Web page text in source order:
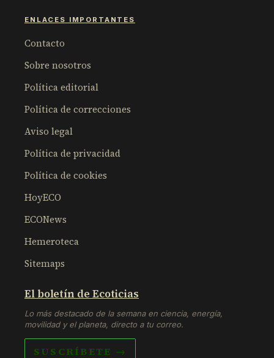
ENLACES IMPORTANTES
Contacto
Sobre nosotros
Política editorial
Política de correcciones
Aviso legal
Política de privacidad
Política de cookies
HoyECO
ECONews
Hemeroteca
Sitemaps
El boletín de Ecoticias
Lo más destacado de la semana en ciencia, energía,
movilidad y el planeta, directo a tu correo.
SUSCRÍBETE →